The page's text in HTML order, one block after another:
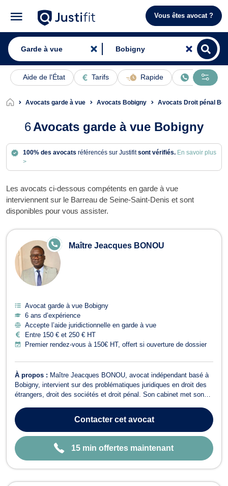
Vous êtes avocat ?
Aide de l'État Tarifs Rapide En ligne
Avocats garde à vue Avocats Bobigny Avocats Droit pénal
6Avocats garde à vue Bobigny
100% des avocats référencés sur Justifitsont vérifiés. En savoir plus
>
Les avocats ci-dessous compétents en garde à vue
interviennent sur le Barreau de Seine-Saint-Denis et sont
disponibles pour vous assister.
Avocats en garde à vue à Bobigny
Maître Jeacques BONOU
E
N
N
E
Avocat garde à vue Bobigny
6 ans d’expérience
Accepte l’aide juridictionnelle en garde à vue
Entre 150 € et 250 € HT
Premier rendez-vous à 150€ HT, offert si ouverture de dossier
À propos : Maître Jeacques BONOU, avocat indépendant basé à
Bobigny, intervient sur des problématiques juridiques en droit des
étrangers, droit des sociétés et droit pénal. Son cabinet met son
démarches et défendre vos intérêts devant les tribunaux
compétents. En matière de droi...
Contactercet avocat
15 min offertes maintenant